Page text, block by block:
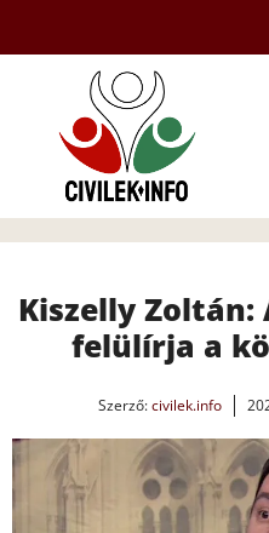
tartalomba
Kiszelly
felülírja a
Szerző:civilek.info